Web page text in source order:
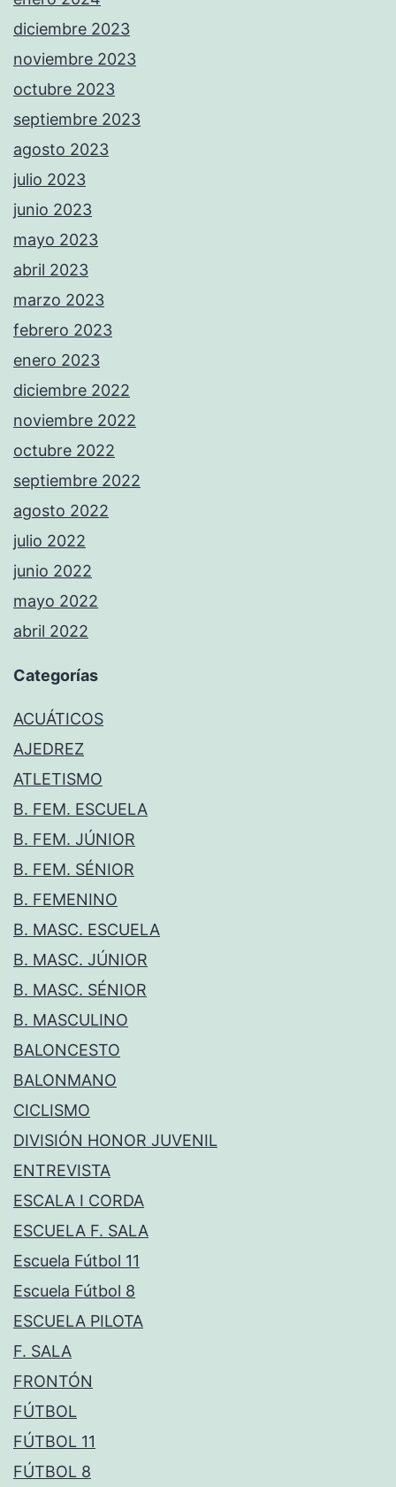
diciembre 2023
noviembre 2023
octubre 2023
septiembre 2023
agosto 2023
julio 2023
junio 2023
mayo 2023
abril 2023
marzo 2023
febrero 2023
enero 2023
diciembre 2022
noviembre 2022
octubre 2022
septiembre 2022
agosto 2022
julio 2022
junio 2022
mayo 2022
abril 2022
Categorías
ACUÁTICOS
AJEDREZ
ATLETISMO
B. FEM. ESCUELA
B. FEM. JÚNIOR
B. FEM. SÉNIOR
B. FEMENINO
B. MASC. ESCUELA
B. MASC. JÚNIOR
B. MASC. SÉNIOR
B. MASCULINO
BALONCESTO
BALONMANO
CICLISMO
DIVISIÓN HONOR JUVENIL
ENTREVISTA
ESCALA I CORDA
ESCUELA F. SALA
Escuela Fútbol 11
Escuela Fútbol 8
ESCUELA PILOTA
F. SALA
FRONTÓN
FÚTBOL
FÚTBOL 11
FÚTBOL 8